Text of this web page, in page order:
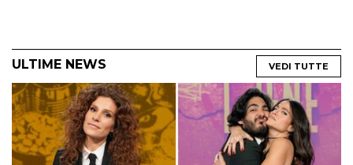
ULTIME NEWS VEDI TUTTE